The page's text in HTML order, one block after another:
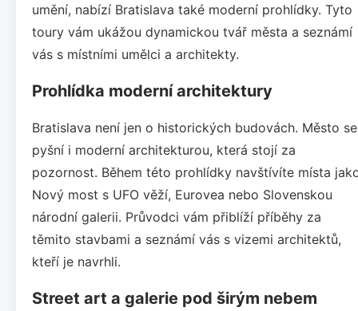
umění, nabízí Bratislava také moderní prohlídky. Tyto
toury vám ukážou dynamickou tvář města a seznámí
vás s místními umělci a architekty.
Prohlídka moderní architektury
Bratislava není jen o historických budovách. Město se
pyšní i moderní architekturou, která stojí za
pozornost. Během této prohlídky navštívíte místa
Nový most s UFO věží, Eurovea nebo Slovenskou
národní galerii. Průvodci vám přiblíží příběhy za
těmito stavbami a seznámí vás s vizemi architektů,
kteří je navrhli.
Street art a galerie pod širým nebem